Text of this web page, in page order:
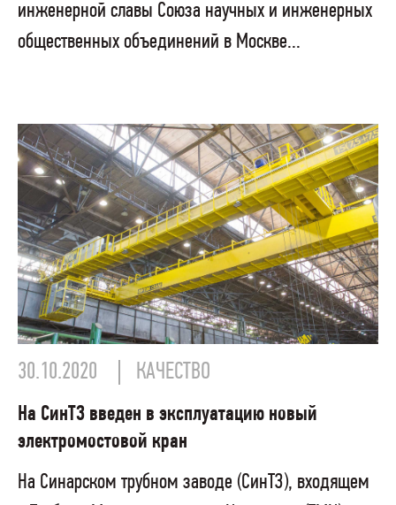
инженерной славы Союза научных и инженерных
общественных объединений в Москве...
30.10.2020 КАЧЕСТВО
На СинТЗ введен в эксплуатацию новый
электромостовой кран
На Синарском трубном заводе (СинТЗ), входящем